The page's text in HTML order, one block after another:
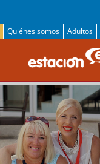
Quiénes somos Adultos